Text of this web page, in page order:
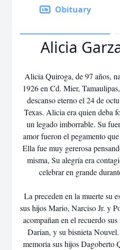
Obituary
Alicia
Alicia Quiroga, de 97 años,
1926 en Cd. Mier,
descanso eterno el 24 de
Texas. Alicia era quien deba
un legado imborrable. Su
amor fueron el pegamento
Ella fue muy gererosa
misma, Su alegría era
celebrar en grande
La preceden en la muerte su
sus hijos Mario, Narciso Jr. y
acompañan en el recuerdo
Darian, y su bisnieta
memoria sus hijos Dagoberto